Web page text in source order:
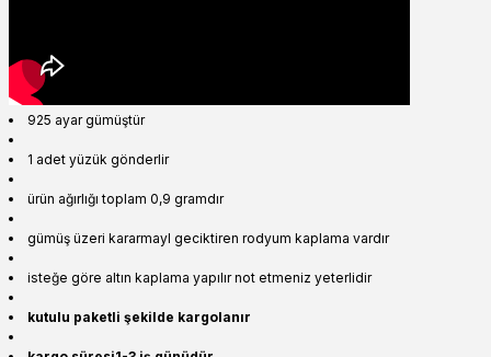
925 ayar gümüştür
1 adet yüzük gönderlir
ürün ağırlığı toplam 0,9 gramdır
gümüş üzeri kararmayI geciktiren rodyum kaplama vardır
isteğe göre altın kaplama yapılır not etmeniz yeterlidir
kutulu paketli şekilde kargolanır